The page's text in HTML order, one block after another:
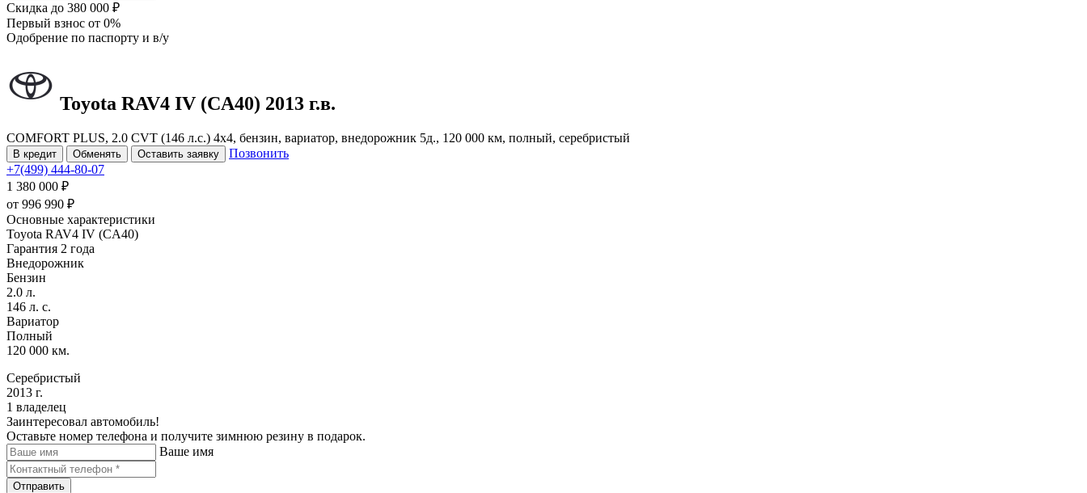
Скидка до 380 000 ₽
Первый взнос от 0%
Одобрение по паспорту и в/у
Toyota RAV4 IV (CA40) 2013 г.в.
COMFORT PLUS, 2.0 CVT (146 л.с.) 4x4, бензин, вариатор, внедорожник 5д., 120 000 км, полный, серебристый
В кредит Обменять Оставить заявку
Позвонить
+7(499) 444-80-07
1 380 000 ₽
от 996 990 ₽
Основные характеристики
Toyota RAV4 IV (CA40)
Гарантия 2 года
Внедорожник
Бензин
2.0 л.
146 л. с.
Вариатор
Полный
120 000 км.
Серебристый
2013 г.
1 владелец
Заинтересовал автомобиль!
Оставьте номер телефона и получите зимнюю резину в подарок.
Ваше имя
Отправить